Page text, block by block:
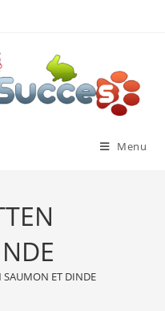
Menu
SAUMON ET DINDE